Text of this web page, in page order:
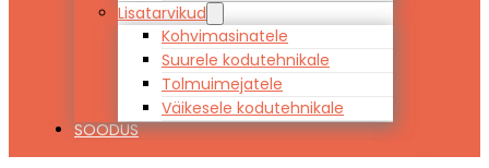
Lisatarvikud
Kohvimasinatele
Suurele kodutehnikale
Tolmuimejatele
Väikesele kodutehnikale
SOODUS